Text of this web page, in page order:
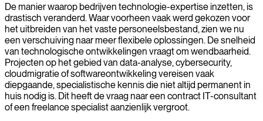
De manier waarop bedrijven technologie-expertise inzetten, is
drastisch veranderd. Waar voorheen vaak werd gekozen voor
het uitbreiden van het vaste personeelsbestand, zien we nu
een verschuiving naar meer flexibele oplossingen. De snelheid
van technologische ontwikkelingen vraagt om wendbaarheid.
Projecten op het gebied van data-analyse, cybersecurity,
cloudmigratie of softwareontwikkeling vereisen vaak
diepgaande, specialistische kennis die niet altijd permanent in
huis nodig is. Dit heeft de vraag naar een contract IT-consultant
of een freelance specialist aanzienlijk vergroot.